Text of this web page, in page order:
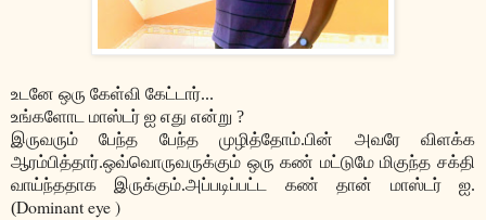
உடனே ஒரு கேள்வி கேட்டார்...
உங்களோட மாஸ்டர் ஐ எது என்று ?
இருவரும் பேந்த பேந்த முழித்தோம்.பின் அவரே விளக்க
ஆரம்பித்தார்.ஒவ்வொருவருக்கும் ஒரு கண் மட்டுமே மிகுந்த சக்தி
வாய்ந்ததாக இருக்கும்.அப்படிப்பட்ட கண் தான் மாஸ்டர் ஐ.
(Dominant eye )